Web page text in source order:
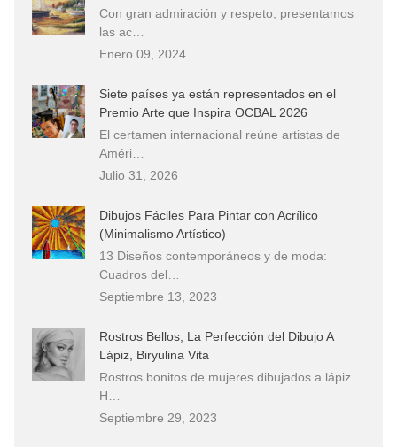
Con gran admiración y respeto, presentamos
las ac…
Enero 09, 2024
Siete países ya están representados en el
Premio Arte que Inspira OCBAL 2026
El certamen internacional reúne artistas de
Améri…
Julio 31, 2026
Dibujos Fáciles Para Pintar con Acrílico
(Minimalismo Artístico)
13 Diseños contemporáneos y de moda:
Cuadros del…
Septiembre 13, 2023
Rostros Bellos, La Perfección del Dibujo A
Lápiz, Biryulina Vita
Rostros bonitos de mujeres dibujados a lápiz
H…
Septiembre 29, 2023